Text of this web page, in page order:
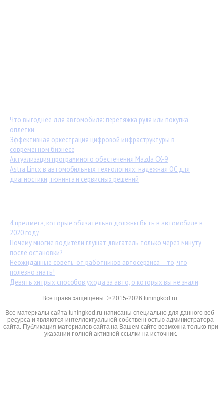
Что выгоднее для автомобиля: перетяжка руля или покупка
оплётки
Эффективная оркестрация цифровой инфраструктуры в
современном бизнесе
Актуализация программного обеспечения Mazda CX-9
Astra Linux в автомобильных технологиях: надежная ОС для
диагностики, тюнинга и сервисных решений
4 предмета, которые обязательно должны быть в автомобиле в
2020 году
Почему многие водители глушат двигатель только через минуту
после остановки?
Неожиданные советы от работников автосервиса – то, что
полезно знать!
Девять хитрых способов ухода за авто, о которых вы не знали
Все права защищены. © 2015-2026 tuningkod.ru.
Все материалы сайта tuningkod.ru написаны специально для данного веб-
ресурса и являются интеллектуальной собственностью администратора
сайта. Публикация материалов сайта на Вашем сайте возможна только при
указании полной активной ссылки на источник.